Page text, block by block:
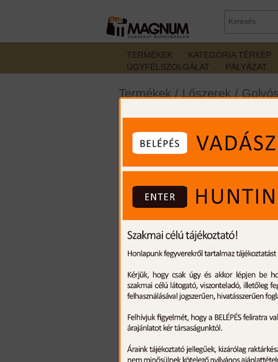
TERMÉKEK KATEGÓRIA TÉRKÉP
ÜGYFÉLSZOLGÁLAT
PÁLYÁZAT
Termékek / Lőszerek /
Norma 30-06 Spr.